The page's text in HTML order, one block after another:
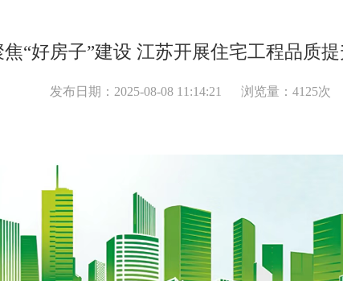
焦“好房子”建设 江苏开展住宅工程品质
发布日期：2025-08-08 11:14:21 浏览量：4125次